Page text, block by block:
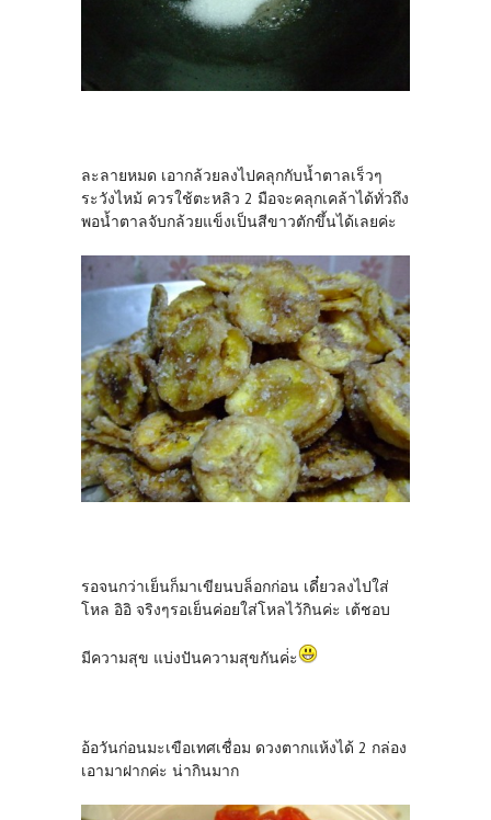
ละลายหมด เอากล้วยลงไปคลุกกับน้ำตาลเร็วๆ
ระวังไหม้ ควรใช้ตะหลิว 2 มือจะคลุกเคล้าได้ทั่วถึง
พอน้ำตาลจับกล้วยแข็งเป็นสีขาวตักขึ้นได้เลยค่ะ
รอจนกว่าเย็นก็มาเขียนบล็อกก่อน เดี๋ยวลงไปใส่
โหล อิอิ จริงๆรอเย็นค่อยใส่โหลไว้กินค่ะ เต้ชอบ
มีความสุข แบ่งปันความสุขกันค่่ะ
อ้อวันก่อนมะเขือเทศเชื่อม ดวงตากแห้งได้ 2 กล่อง
เอามาฝากค่ะ น่ากินมาก